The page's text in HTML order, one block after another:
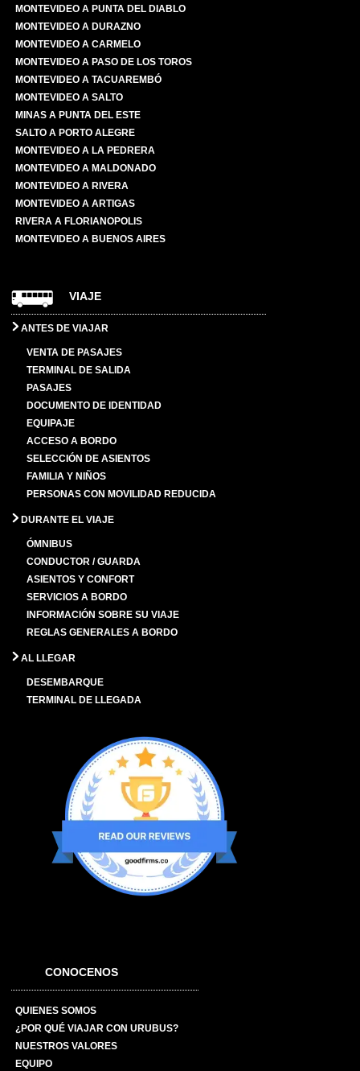
MONTEVIDEO A PUNTA DEL DIABLO
MONTEVIDEO A DURAZNO
MONTEVIDEO A CARMELO
MONTEVIDEO A PASO DE LOS TOROS
MONTEVIDEO A TACUAREMBÓ
MONTEVIDEO A SALTO
MINAS A PUNTA DEL ESTE
SALTO A PORTO ALEGRE
MONTEVIDEO A LA PEDRERA
MONTEVIDEO A MALDONADO
MONTEVIDEO A RIVERA
MONTEVIDEO A ARTIGAS
RIVERA A FLORIANOPOLIS
MONTEVIDEO A BUENOS AIRES
VIAJE
ANTES DE VIAJAR
VENTA DE PASAJES
TERMINAL DE SALIDA
PASAJES
DOCUMENTO DE IDENTIDAD
EQUIPAJE
ACCESO A BORDO
SELECCIÓN DE ASIENTOS
FAMILIA Y NIÑOS
PERSONAS CON MOVILIDAD REDUCIDA
DURANTE EL VIAJE
ÓMNIBUS
CONDUCTOR / GUARDA
ASIENTOS Y CONFORT
SERVICIOS A BORDO
INFORMACIÓN SOBRE SU VIAJE
REGLAS GENERALES A BORDO
AL LLEGAR
DESEMBARQUE
TERMINAL DE LLEGADA
CONOCENOS
QUIENES SOMOS
¿POR QUÉ VIAJAR CON URUBUS?
NUESTROS VALORES
EQUIPO